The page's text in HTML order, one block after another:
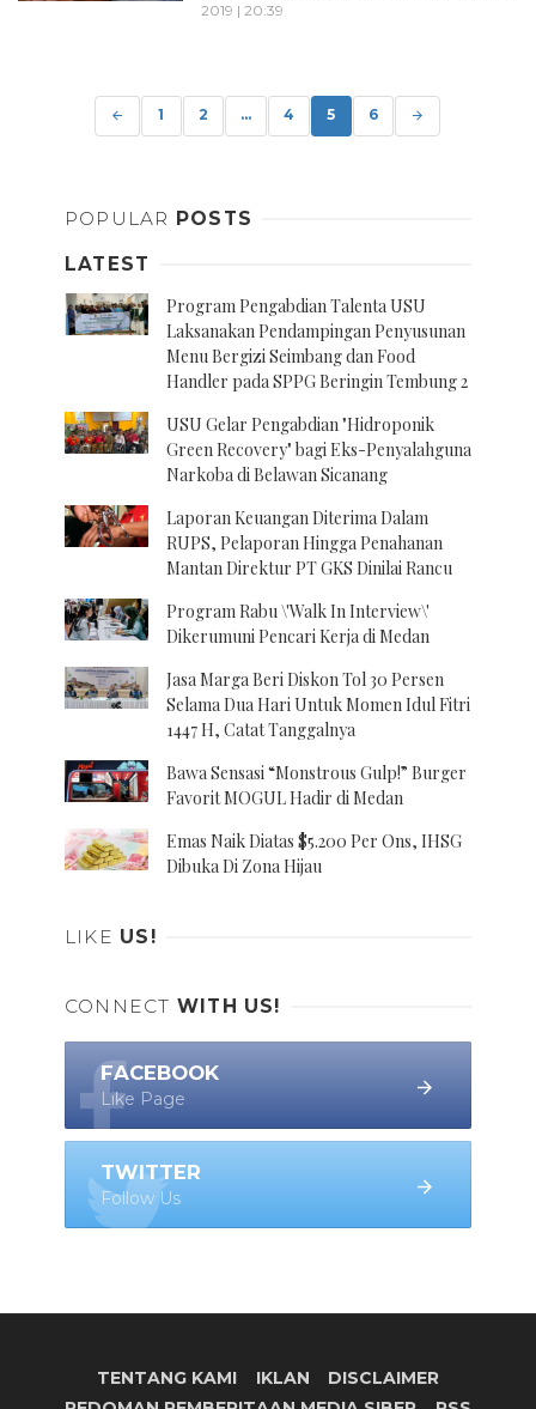
2019 | 20:39
navigation
1 2 ... 4 5 6
POPULAR POSTS
LATEST
Program Pengabdian Talenta USU
Laksanakan Pendampingan Penyusunan
Menu Bergizi Seimbang dan Food
Handler pada SPPG Beringin Tembung 2
USU Gelar Pengabdian "Hidroponik
Green Recovery" bagi Eks-Penyalahguna
Narkoba di Belawan Sicanang
Laporan Keuangan Diterima Dalam
RUPS, Pelaporan Hingga Penahanan
Mantan Direktur PT GKS Dinilai Rancu
Program Rabu \'Walk In Interview\'
Dikerumuni Pencari Kerja di Medan
Jasa Marga Beri Diskon Tol 30 Persen
Selama Dua Hari Untuk Momen Idul Fitri
1447 H, Catat Tanggalnya
Bawa Sensasi “Monstrous Gulp!” Burger
Favorit MOGUL Hadir di Medan
Emas Naik Diatas $5.200 Per Ons, IHSG
Dibuka Di Zona Hijau
LIKE US!
CONNECT WITH US!
FACEBOOK
Like Page
TWITTER
Follow Us
TENTANG KAMI IKLAN
DISCLAIMER